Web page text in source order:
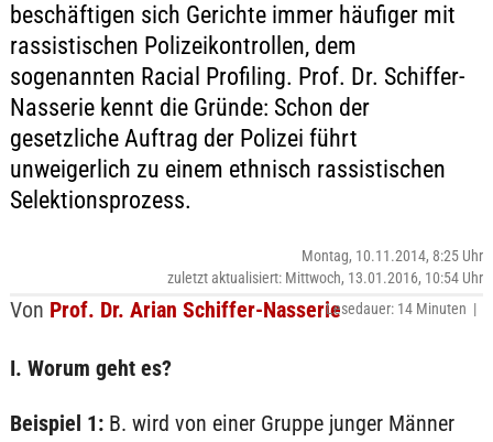
beschäftigen sich Gerichte immer häufiger mit
rassistischen Polizeikontrollen, dem
sogenannten Racial Profiling. Prof. Dr. Schiffer-
Nasserie kennt die Gründe: Schon der
gesetzliche Auftrag der Polizei führt
unweigerlich zu einem ethnisch rassistischen
Selektionsprozess.
Von Prof. Dr. Arian Schiffer-Nasserie
Montag, 10.11.2014, 8:25 Uhr
zuletzt aktualisiert: Mittwoch, 13.01.2016, 10:54 Uhr
Lesedauer: 14 Minuten |
I. Worum geht es?
Beispiel 1:B. wird von einer Gruppe junger Männer